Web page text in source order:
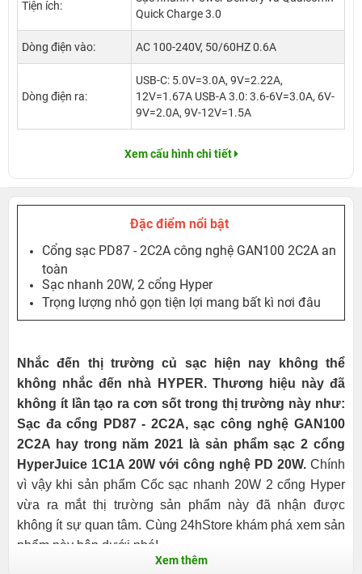
Tiện ích:
Quick Charge 3.0
Dòng điện vào: AC 100-240V, 50/60HZ 0.6A
Dòng điện ra:
USB-C: 5.0V=3.0A, 9V=2.22A,
12V=1.67A USB-A 3.0: 3.6-6V=3.0A, 6V-
9V=2.0A, 9V-12V=1.5A
Xem cấu hình chi tiết
Đặc điểm nổi bật
Cổng sạc PD87 - 2C2A công nghệ GAN100 2C2A an
toàn
Sạc nhanh 20W, 2 cổng Hyper
Trọng lượng nhỏ gọn tiện lợi mang bất kì nơi đâu
Nhắc đến thị trường củ sạc hiện nay không thể
không nhắc đến nhà HYPER. Thương hiệu này đã
không ít lần tạo ra cơn sốt trong thị trường này như:
Sạc đa cổng PD87 - 2C2A, sạc công nghệ GAN100
2C2A hay trong năm 2021 là sản phẩm sạc 2 cổng
HyperJuice 1C1A 20W với công nghệ PD 20W. Chính
vì vậy khi sản phẩm Cốc sạc nhanh 20W 2 cổng Hyper
vừa ra mắt thị trường sản phẩm này đã nhận được
không ít sự quan tâm. Cùng 24hStore khám phá xem sản
phẩm này bên dưới nhé!
Xem thêm